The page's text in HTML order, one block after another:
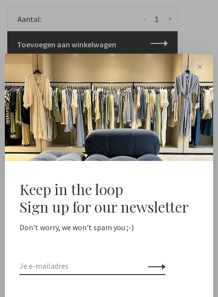
Aantal: +
-
Toevoegen aan winkelwagen
shipping from NL €100 / EU1 €200
Delivery time
Deel dit product: Facebook Twitter Pinterest E-mail
Beschrijving
Kleur: Off White
Afmetingen: lengte: 38 cm / breedte: 12 cm / hoogte: 17 cm
Lengte van de schouderband: 43 cm
✕
Keep in the loop
Sign up for our newsletter
Don't worry, we won't spam you ;-)